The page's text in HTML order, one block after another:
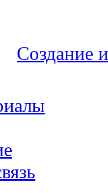
Создание